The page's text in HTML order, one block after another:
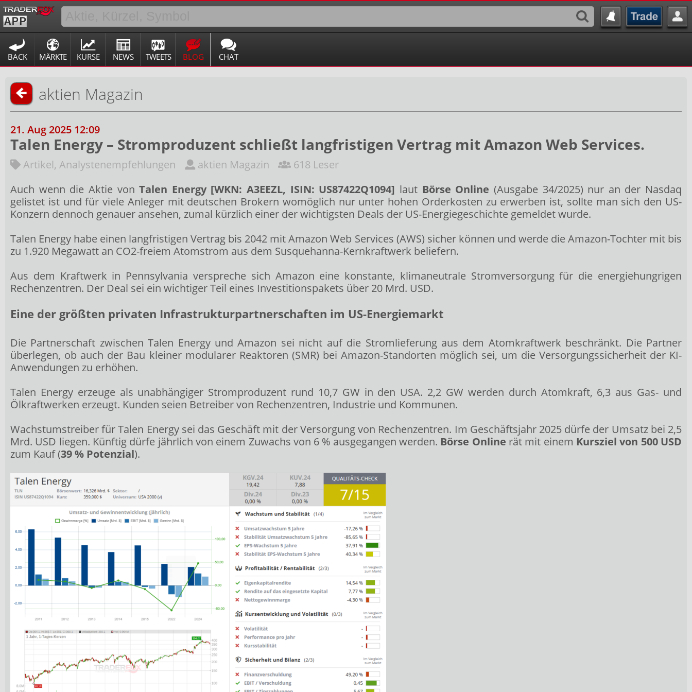
BACK MÄRKTE KURSE NEWS TWEETS BLOG CHAT
aktien Magazin
21. Aug 2025 12:09
Talen Energy – Stromproduzent schließt langfristigen Vertrag mit Amazon Web Services.
Artikel, Analystenempfehlungen aktien Magazin
618 Leser
Auch wenn die Aktie vonTalen Energy [WKN: A3EEZL, ISIN: US87422Q1094] laut Börse Online (Ausgabe 34/2025) nur an der Nasdaq
gelistet ist und für viele Anleger mit deutschen Brokern womöglich nur unter hohen Orderkosten zu erwerben ist, sollte man sich den US-
Konzern dennoch genauer ansehen, zumal kürzlich einer der wichtigsten Deals der US-Energiegeschichte gemeldet wurde.
Talen Energy habe einen langfristigen Vertrag bis 2042 mit Amazon Web Services (AWS) sicher können und werde die Amazon-Tochter mit bis
zu 1.920 Megawatt an CO2-freiem Atomstrom aus dem Susquehanna-Kernkraftwerk beliefern.
Aus dem Kraftwerk in Pennsylvania verspreche sich Amazon eine konstante, klimaneutrale Stromversorgung für die energiehungrigen
Rechenzentren. Der Deal sei ein wichtiger Teil eines Investitionspakets über 20 Mrd. USD.
Eine der größten privaten Infrastrukturpartnerschaften im US-Energiemarkt
Die Partnerschaft zwischen Talen Energy und Amazon sei nicht auf die Stromlieferung aus dem Atomkraftwerk beschränkt. Die Partner
überlegen, ob auch der Bau kleiner modularer Reaktoren (SMR) bei Amazon-Standorten möglich sei, um die Versorgungssicherheit der KI-
Anwendungen zu erhöhen.
Talen Energy erzeuge als unabhängiger Stromproduzent rund 10,7 GW in den USA. 2,2 GW werden durch Atomkraft, 6,3 aus Gas- und
Ölkraftwerken erzeugt. Kunden seien Betreiber von Rechenzentren, Industrie und Kommunen.
Wachstumstreiber für Talen Energy sei das Geschäft mit der Versorgung von Rechenzentren. Im Geschäftsjahr 2025 dürfe der Umsatz bei 2,5
Mrd. USD liegen. Künftig dürfe jährlich von einem Zuwachs von 6 % ausgegangen werden. Börse Online rät mit einem Kursziel von 500 USD
zum Kauf (39 % Potenzial).